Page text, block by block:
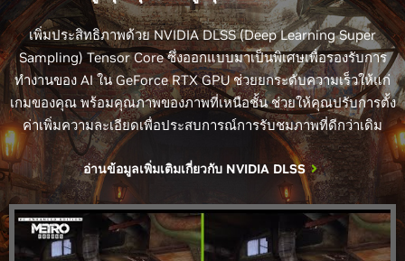
เพิ่มประสิทธิภาพด้วย NVIDIA DLSS (Deep Learning Super
Sampling) Tensor Core ซึ่งออกแบบมาเป็นพิเศษเพื่อรองรับการ
ทำงานของ AI ใน GeForce RTX GPU ช่วยยกระดับความเร็วให้แก่
เกมของคุณ พร้อมคุณภาพของภาพที่เหนือชั้น ช่วยให้คุณปรับการตั้ง
ค่าเพิ่มความละเอียดเพื่อประสบการณ์การรับชมภาพที่ดีกว่าเดิม
อ่านข้อมูลเพิ่มเติมเกี่ยวกับ NVIDIA DLSS